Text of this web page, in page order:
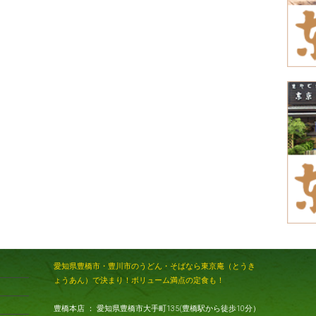
愛知県豊橋市・豊川市のうどん・そばなら東京庵（とうき
ょうあん）で決まり！ボリューム満点の定食も！
豊橋本店 ： 愛知県豊橋市大手町135(豊橋駅から徒歩10分）